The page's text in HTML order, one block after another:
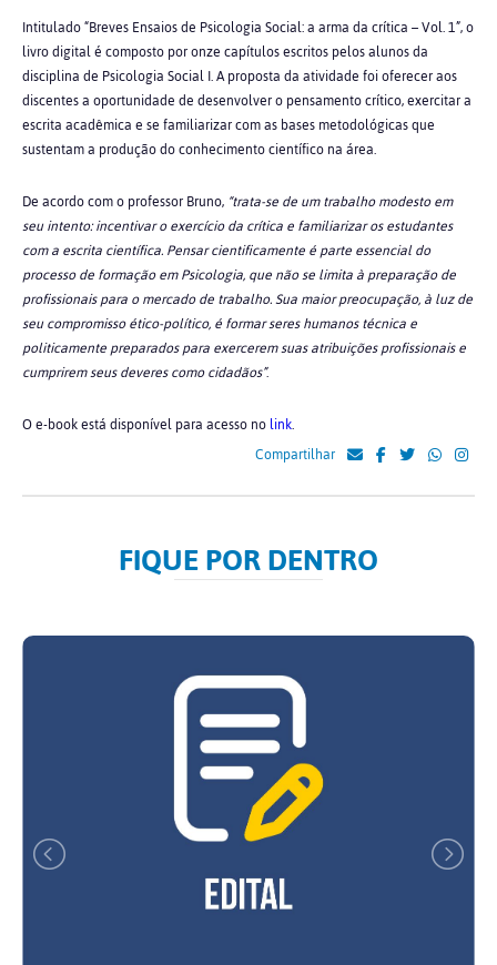
Intitulado “Breves Ensaios de Psicologia Social: a arma da crítica – Vol. 1”, o
livro digital é composto por onze capítulos escritos pelos alunos da
disciplina de Psicologia Social I. A proposta da atividade foi oferecer aos
discentes a oportunidade de desenvolver o pensamento crítico, exercitar a
escrita acadêmica e se familiarizar com as bases metodológicas que
sustentam a produção do conhecimento científico na área.
De acordo com o professor Bruno, “trata-se de um trabalho modesto em
seu intento: incentivar o exercício da crítica e familiarizar os estudantes
com a escrita científica. Pensar cientificamente é parte essencial do
processo de formação em Psicologia, que não se limita à preparação de
profissionais para o mercado de trabalho. Sua maior preocupação, à luz de
seu compromisso ético-político, é formar seres humanos técnica e
politicamente preparados para exercerem suas atribuições profissionais e
cumprirem seus deveres como cidadãos”.
O e-book está disponível para acesso nolink.
Compartilhar
FIQUE POR DENTRO